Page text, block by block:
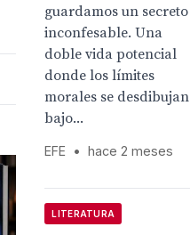
guardamos un secreto
inconfesable. Una
doble vida potencial
donde los límites
morales se desdibujan
bajo...
EFE • hace 2 meses
LITERATURA